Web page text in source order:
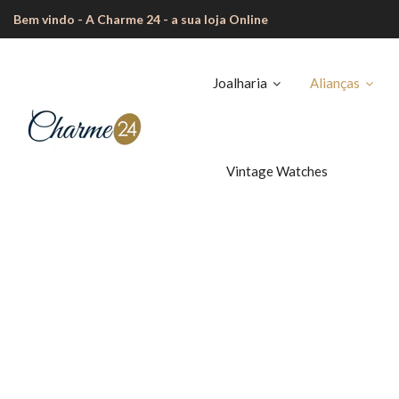
Bem vindo - A Charme 24 - a sua loja Online
Joalharia Alianças
Vintage Watches